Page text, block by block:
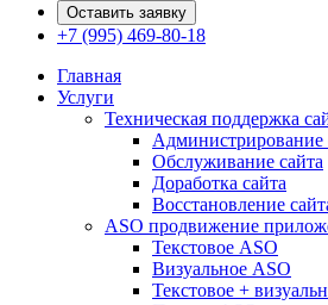
Оставить заявку
+7 (995) 469-80-18
Главная
Услуги
Техническая поддержка
Администрирование
Обслуживание сайта
Доработка сайта
Восстановление
ASO продвижение
Текстовое ASO
Визуальное ASO
Текстовое +